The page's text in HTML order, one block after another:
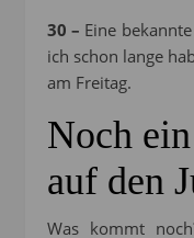
30 – Eine
ich schon lange
am Freitag.
Noch
auf den
Was kommt